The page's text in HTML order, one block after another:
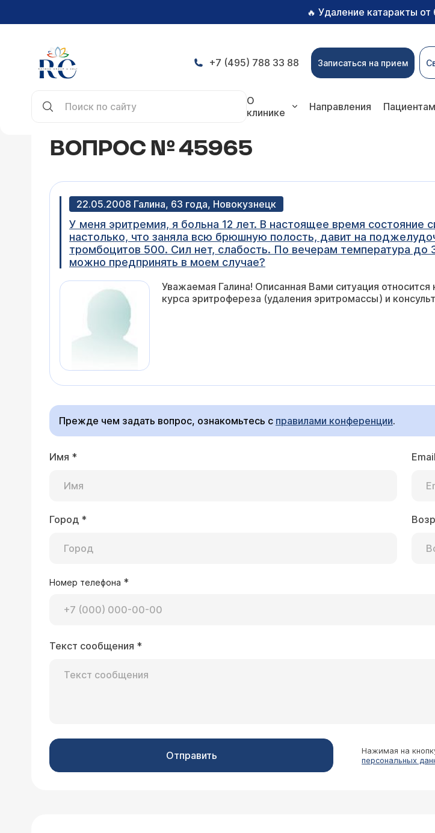
🔥 Удаление катаракты
+7 (495) 788 33 88 Записаться на прием
О
клинике
Направления Пациентам
ВОПРОС № 45965
22.05.2008 Галина, 63 года, Новокузнецк
У меня эритремия, я больна 12 лет. В настоящее время состояние
настолько, что заняла всю брюшную полость, давит на
тромбоцитов 500. Сил нет, слабость. По вечерам температура
можно предпринять в моем случае?
Уважаемая Галина! Описанная Вами ситуация
курса эритрофереза (удаления эритромассы) и
Прежде чем задать вопрос, ознакомьтесь с правилами конференции.
Имя * Email
Город *
Номер телефона *
Текст сообщения *
Отправить Нажимая на
персональных